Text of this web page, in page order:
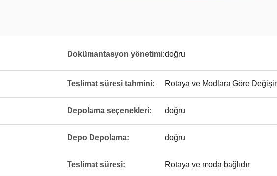
Dokümantasyon yönetimi:doğru
Teslimat süresi tahmini: Rotaya ve Modlara Göre Değişir
Depolama seçenekleri: doğru
Depo Depolama: doğru
Teslimat süresi: Rotaya ve moda bağlıdır